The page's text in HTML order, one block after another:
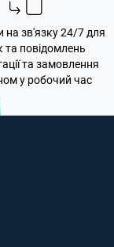
на зв'язку 24/7 для
та повідомлень
та замовлення
у робочий час